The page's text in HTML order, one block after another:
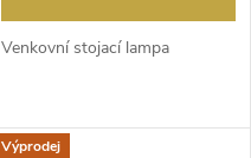
Venkovní stojací lampa
Výprodej